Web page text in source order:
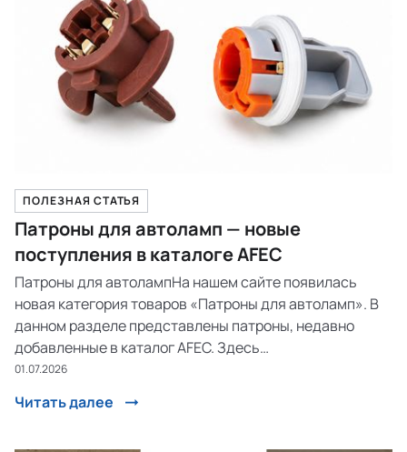
ПОЛЕЗНАЯ СТАТЬЯ
Патроны для автоламп — новые
поступления в каталоге AFEC
Патроны для автолампНа нашем сайте появилась
новая категория товаров «Патроны для автоламп». В
данном разделе представлены патроны, недавно
добавленные в каталог AFEC. Здесь
регулярно будут появляются новые позиции для
передних...
01.07.2026
Читать далее